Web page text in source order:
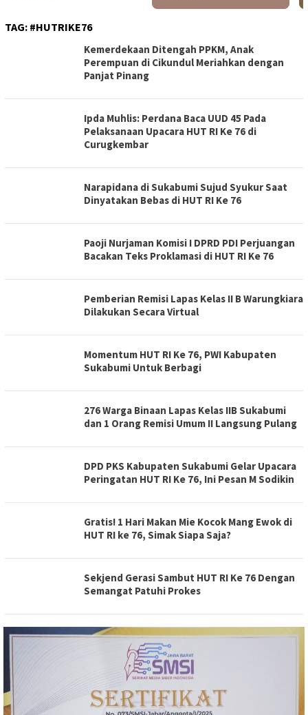
TAG: #HUTRIKE76
Kemerdekaan Ditengah PPKM, Anak
Perempuan di Cikundul Meriahkan dengan
Panjat Pinang
Ipda Muhlis: Perdana Baca UUD 45 Pada
Pelaksanaan Upacara HUT RI Ke 76 di
Curugkembar
Narapidana di Sukabumi Sujud Syukur Saat
Dinyatakan Bebas di HUT RI Ke 76
Paoji Nurjaman Komisi I DPRD PDI Perjuangan
Bacakan Teks Proklamasi di HUT RI Ke 76
Pemberian Remisi Lapas Kelas II B Warungkiara
Dilakukan Secara Virtual
Momentum HUT RI Ke 76, PWI Kabupaten
Sukabumi Untuk Berbagi
276 Warga Binaan Lapas Kelas IIB Sukabumi
dan 1 Orang Remisi Umum II Langsung Pulang
DPD PKS Kabupaten Sukabumi Gelar Upacara
Peringatan HUT RI Ke 76, Ini Pesan M Sodikin
Gratis! 1 Hari Makan Mie Kocok Mang Ewok di
HUT RI ke 76, Simak Siapa Saja?
Sekjend Gerasi Sambut HUT RI Ke 76 Dengan
Semangat Patuhi Prokes